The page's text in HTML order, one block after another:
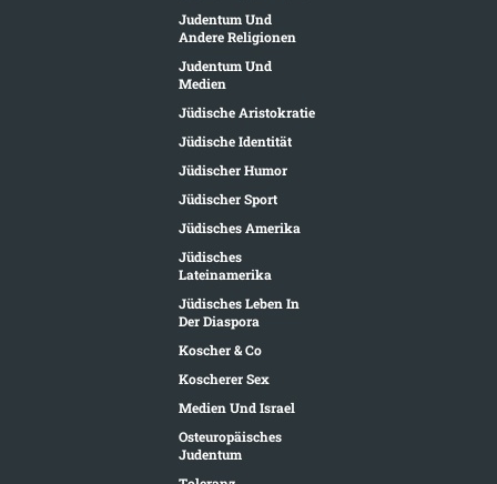
Judentum Und
Andere Religionen
Judentum Und
Medien
Jüdische Aristokratie
Jüdische Identität
Jüdischer Humor
Jüdischer Sport
Jüdisches Amerika
Jüdisches
Lateinamerika
Jüdisches Leben In
Der Diaspora
Koscher & Co
Koscherer Sex
Medien Und Israel
Osteuropäisches
Judentum